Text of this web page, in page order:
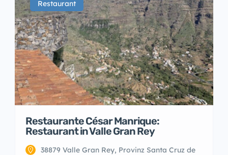
Restaurant
Restaurante César Manrique:
Restaurant in Valle Gran Rey
38879 Valle Gran Rey, Provinz Santa Cruz de